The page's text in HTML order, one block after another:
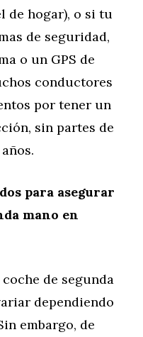
de hogar), o si tu
de seguridad,
o un GPS de
conductores
por tener un
sin partes de
para asegurar
mano en
de segunda
dependiendo
embargo, de